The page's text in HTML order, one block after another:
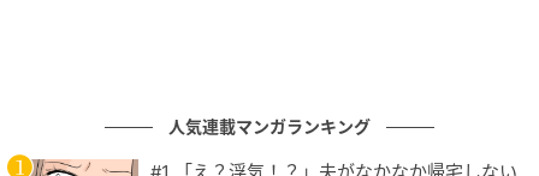
推しコメント！ 人気連載マンガランキング